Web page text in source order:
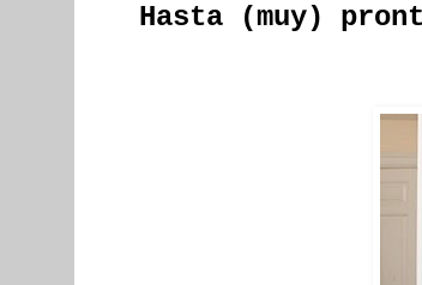
Hasta (muy)